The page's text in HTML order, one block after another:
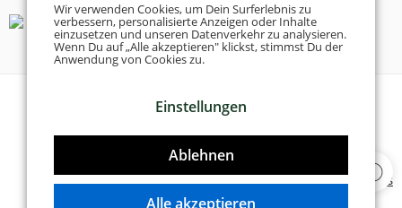
Tanzschuhe Otto München e.K.
vorbehalten!
Designed & Developed byDelta 4 Software Solutions
Wir verwenden Cookies, um Dein Surferlebnis zu
verbessern, personalisierte Anzeigen oder Inhalte
einzusetzen und unseren Datenverkehr zu analysieren.
Wenn Du auf „Alle akzeptieren" klickst, stimmst Du der
Anwendung von Cookies zu.
Einstellungen
Ablehnen
Alle akzeptieren